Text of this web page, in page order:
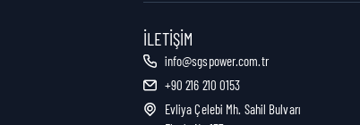
Nakliye Ağırlığı:
İLETIŞIM
info@sgspower.com.tr
+90 216 210 0153
Evliya Çelebi Mh. Sahil Bulvarı